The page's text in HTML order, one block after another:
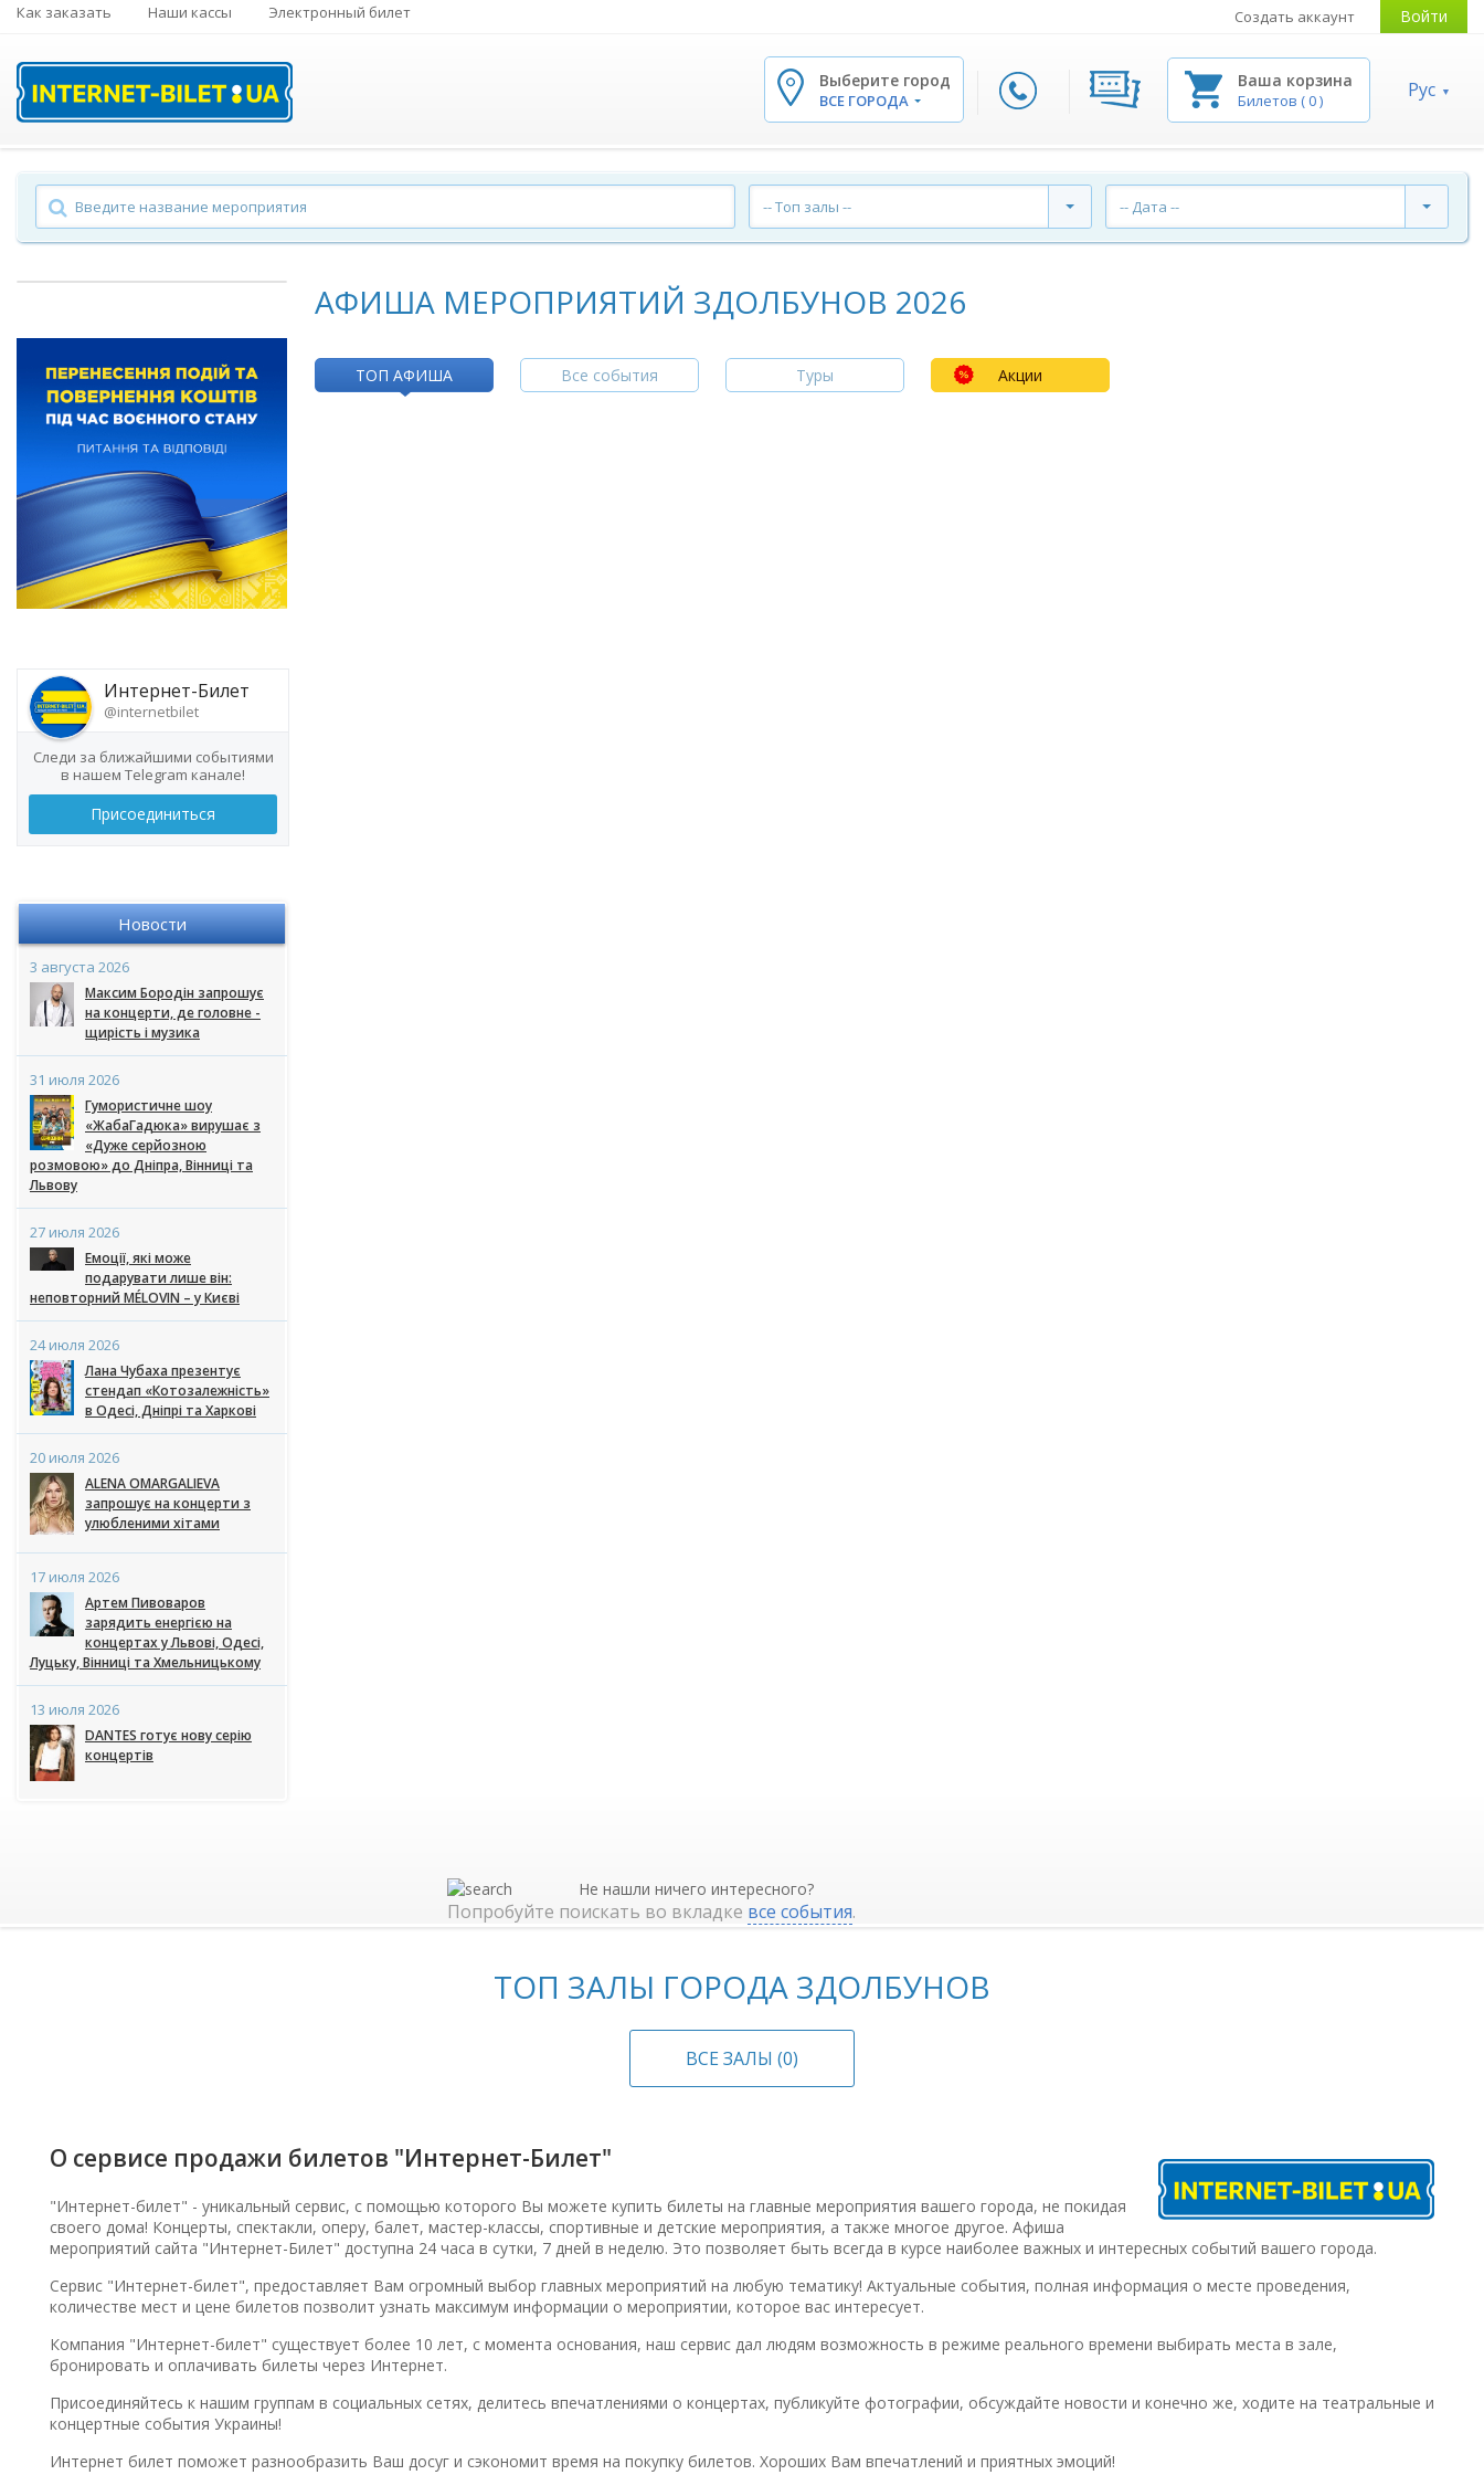
Как заказать Наши кассы Электронный билет Создать аккаунт Войти
Выберите город
ВСЕ ГОРОДА
Ваша корзина
Билетов (0) Рус
-- Топ залы -- -- Дата --
Интернет-Билет
@internetbilet
Следи за ближайшими событиями
в нашем Telegram канале!
Присоединиться
Новости
3 августа 2026
Максим Бородін запрошує
на концерти, де головне -
щирість і музика
31 июля 2026
Гумористичне шоу
«ЖабаГадюка» вирушає з
«Дуже серйозною
розмовою» до Дніпра, Вінниці та
Львову
27 июля 2026
Емоції, які може
подарувати лише він:
неповторний MÉLOVIN – у Києві
24 июля 2026
Лана Чубаха презентує
стендап «Котозалежність»
в Одесі, Дніпрі та Харкові
20 июля 2026
ALENA OMARGALIEVA
запрошує на концерти з
улюбленими хітами
17 июля 2026
Артем Пивоваров
зарядить енергією на
концертах у Львові, Одесі,
Луцьку, Вінниці та Хмельницькому
13 июля 2026
DANTES готує нову серію
концертів
АФИША МЕРОПРИЯТИЙ ЗДОЛБУНОВ 2026
ТОП АФИША Все события Туры Акции
Не нашли ничего интересного?
Попробуйте поискать во вкладке все события.
ТОП ЗАЛЫ ГОРОДА ЗДОЛБУНОВ
ВСЕ ЗАЛЫ (0)
О сервисе продажи билетов "Интернет-Билет"
"Интернет-билет" - уникальный сервис, с помощью которого Вы можете купить билеты на главные мероприятия вашего города, не покидая
своего дома! Концерты, спектакли, оперу, балет, мастер-классы, спортивные и детские мероприятия, а также многое другое. Афиша
мероприятий сайта "Интернет-Билет" доступна 24 часа в сутки, 7 дней в неделю. Это позволяет быть всегда в курсе наиболее важных и интересных событий вашего города.
Сервис "Интернет-билет", предоставляет Вам огромный выбор главных мероприятий на любую тематику! Актуальные события, полная информация о месте проведения,
количестве мест и цене билетов позволит узнать максимум информации о мероприятии, которое вас интересует.
Компания "Интернет-билет" существует более 10 лет, с момента основания, наш сервис дал людям возможность в режиме реального времени выбирать места в зале,
бронировать и оплачивать билеты через Интернет.
Присоединяйтесь к нашим группам в социальных сетях, делитесь впечатлениями о концертах, публикуйте фотографии, обсуждайте новости и конечно же, ходите на театральные и
концертные события Украины!
Интернет билет поможет разнообразить Ваш досуг и сэкономит время на покупку билетов. Хороших Вам впечатлений и приятных эмоций!